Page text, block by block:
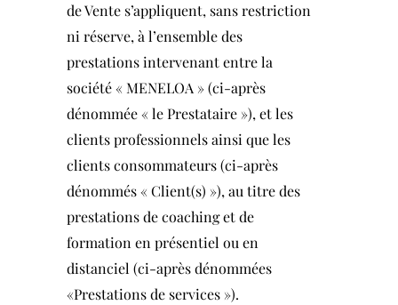
de Vente s’appliquent, sans restriction
ni réserve, à l’ensemble des
prestations intervenant entre la
société « MENELOA » (ci-après
dénommée « le Prestataire »), et les
clients professionnels ainsi que les
clients consommateurs (ci-après
dénommés « Client(s) »), au titre des
prestations de coaching et de
formation en présentiel ou en
distanciel (ci-après dénommées
«Prestations de services »).